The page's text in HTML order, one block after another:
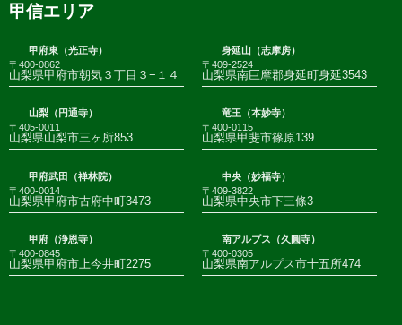
甲信エリア
甲府東（光正寺）
〒400-0862
山梨県甲府市朝気３丁目３−１４
身延山（志摩房）
〒409-2524
山梨県南巨摩郡身延町身延3543
山梨（円通寺）
〒405-0011
山梨県山梨市三ヶ所853
竜王（本妙寺）
〒400-0115
山梨県甲斐市篠原139
甲府武田（禅林院）
〒400-0014
山梨県甲府市古府中町3473
中央（妙福寺）
〒409-3822
山梨県中央市下三條3
甲府（浄恩寺）
〒400-0845
山梨県甲府市上今井町2275
南アルプス（久圓寺）
〒400-0305
山梨県南アルプス市十五所474